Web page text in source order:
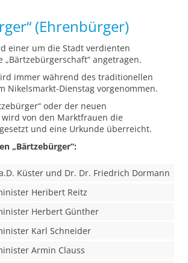
(Ehrenbürger)
einer um die Stadt verdienten
„Bärtzebürgerschaft“ angetragen.
immer während des traditionellen
Nikelsmarkt-Dienstag vorgenommen.
oder der neuen
wird von den Marktfrauen die
und eine Urkunde überreicht.
„Bärtzebürger“:
Küster und Dr. Dr. Friedrich Dormann
Heribert Reitz
Herbert Günther
Karl Schneider
Armin Clauss